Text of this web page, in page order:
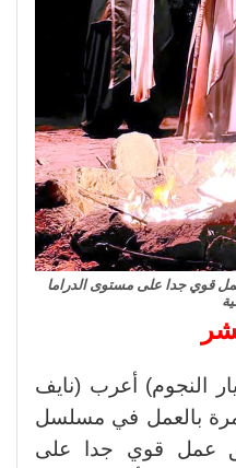
قوي جدا على مستوى الدراما
النجوم) أعرب (نايف
بالعمل في مسلسل
عمل قوي جدا على